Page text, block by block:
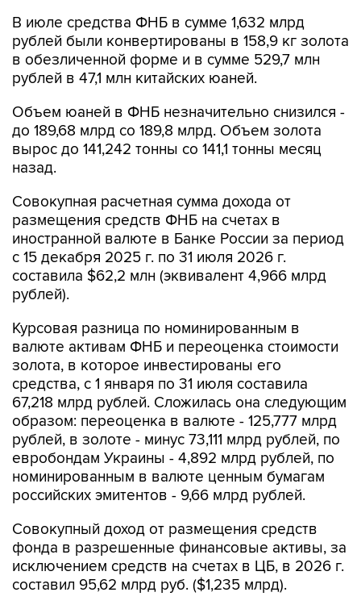
В июле средства ФНБ в сумме 1,632 млрд
рублей были конвертированы в 158,9 кг золота
в обезличенной форме и в сумме 529,7 млн
рублей в 47,1 млн китайских юаней.
Объем юаней в ФНБ незначительно снизился -
до 189,68 млрд со 189,8 млрд. Объем золота
вырос до 141,242 тонны со 141,1 тонны месяц
назад.
Совокупная расчетная сумма дохода от
размещения средств ФНБ на счетах в
иностранной валюте в Банке России за период
с 15 декабря 2025 г. по 31 июля 2026 г.
составила $62,2 млн (эквивалент 4,966 млрд
рублей).
Курсовая разница по номинированным в
валюте активам ФНБ и переоценка стоимости
золота, в которое инвестированы его
средства, с 1 января по 31 июля составила
67,218 млрд рублей. Сложилась она следующим
образом: переоценка в валюте - 125,777 млрд
рублей, в золоте - минус 73,111 млрд рублей, по
евробондам Украины - 4,892 млрд рублей, по
номинированным в валюте ценным бумагам
российских эмитентов - 9,66 млрд рублей.
Совокупный доход от размещения средств
фонда в разрешенные финансовые активы, за
исключением средств на счетах в ЦБ, в 2026 г.
составил 95,62 млрд руб. ($1,235 млрд).